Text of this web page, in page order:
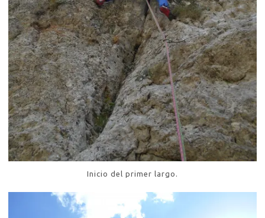
Inicio del primer largo.